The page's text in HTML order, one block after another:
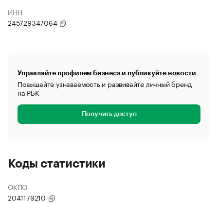
ИНН
245729347064
Управляйте профилем бизнеса и публикуйте новости
Повышайте узнаваемость и развивайте личный бренд
на РБК
Получить доступ
Коды статистики
ОКПО
2041179210